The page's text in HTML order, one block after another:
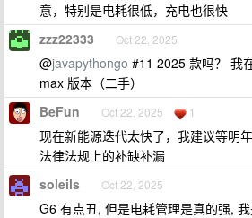
意，特别是电耗很低，充电也很快
zzz22333 Oct 22, 2025
@javapythongo #11 2025 款吗？ 我
max 版本（二手）
BeFun Oct 22, 2025 1
现在新能源迭代太快了，我建议等明
法律法规上的补缺补漏
soleils Oct 22, 2025
G6 有点丑, 但是电耗管理是真的强,